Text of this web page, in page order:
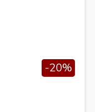
-20%